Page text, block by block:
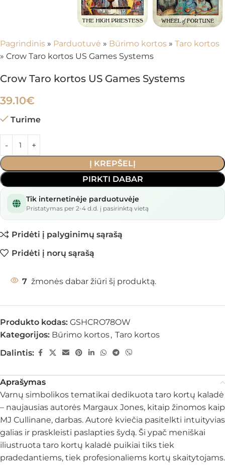
Pagrindinis » Parduotuvė » Būrimo kortos » Taro kortos
» Crow Taro kortos US Games Systems
Crow Taro kortos US Games Systems
39.10€
Turime
Į KREPŠELĮ
PIRKTI DABAR
Tik internetinėje parduotuvėje
Pristatymas per 2-4 d.d. į pasirinktą vietą
Pridėti į palyginimų sąrašą
Pridėti į norų sąrašą
7 žmonės dabar žiūri šį produktą.
Produkto kodas: GSHCRO78OW
Kategorijos: Būrimo kortos, Taro kortos
Dalintis:
Aprašymas
Varnų simbolikos tematikai dedikuota taro kortų kaladė
– naujausias autorės Margaux Jones, kitaip žinomos kaip
MJ Cullinane, darbas. Autorė kviečia pasitelkti intuityvias
galias ir praskleisti paslapties šydą. Ši ypač meniškai
iliustruota taro kortų kaladė puikiai tiks tiek
pradedantiems, tiek profesionaliems kortų skaitytojams.